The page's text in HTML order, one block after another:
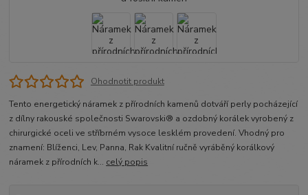
Ohodnotit produkt
Tento energetický náramek z přírodních kamenů dotváří perly pocházející
z dílny rakouské společnosti Swarovski® a ozdobný korálek vyrobený z
chirurgické oceli ve stříbrném vysoce lesklém provedení. Vhodný pro
znamení: Blíženci, Lev, Panna, Rak Kvalitní ručně vyráběný korálkový
náramek z přírodních k... celý popis